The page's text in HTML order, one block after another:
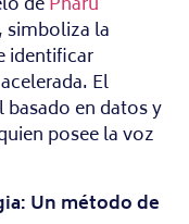
la
identificar
El
en datos y
posee la voz
Un método de